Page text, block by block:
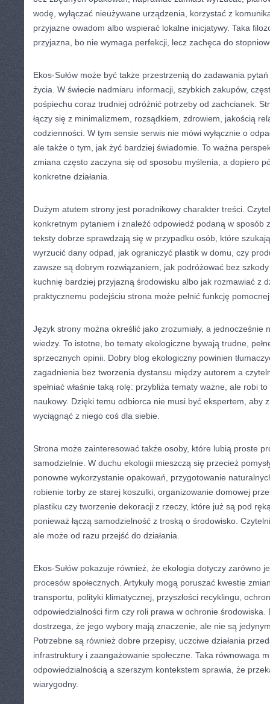
wodę, wyłączać nieużywane urządzenia, korzystać z
przyjazne owadom albo wspierać lokalne inicjatywy. Taka
przyjazna, bo nie wymaga perfekcji, lecz zachęca do
Ekos-Sułów może być także przestrzenią do zadawania
życia. W świecie nadmiaru informacji, szybkich zakupów,
pośpiechu coraz trudniej odróżnić potrzeby od zachcianek.
łączy się z minimalizmem, rozsądkiem, zdrowiem, jakością
codzienności. W tym sensie serwis nie mówi wyłącznie o
ale także o tym, jak żyć bardziej świadomie. To ważna
zmiana często zaczyna się od sposobu myślenia, a dopiero
konkretne działania.
Dużym atutem strony jest poradnikowy charakter treści.
konkretnym pytaniem i znaleźć odpowiedź podaną w sposób
teksty dobrze sprawdzają się w przypadku osób, które
wyrzucić dany odpad, jak ograniczyć plastik w domu, czy
zawsze są dobrym rozwiązaniem, jak podróżować bez
kuchnię bardziej przyjazną środowisku albo jak rozmawiać z
praktycznemu podejściu strona może pełnić funkcję
Język strony można określić jako zrozumiały, a jednocześnie
wiedzy. To istotne, bo tematy ekologiczne bywają trudne,
sprzecznych opinii. Dobry blog ekologiczny powinien
zagadnienia bez tworzenia dystansu między autorem a
spełniać właśnie taką rolę: przybliża tematy ważne, ale robi
naukowy. Dzięki temu odbiorca nie musi być ekspertem, aby
wyciągnąć z niego coś dla siebie.
Strona może zainteresować także osoby, które lubią proste
samodzielnie. W duchu ekologii mieszczą się przecież
ponowne wykorzystanie opakowań, przygotowanie
robienie torby ze starej koszulki, organizowanie domowej
plastiku czy tworzenie dekoracji z rzeczy, które już są pod
ponieważ łączą samodzielność z troską o środowisko.
ale może od razu przejść do działania.
Ekos-Sułów pokazuje również, że ekologia dotyczy zarówno
procesów społecznych. Artykuły mogą poruszać kwestie
transportu, polityki klimatycznej, przyszłości recyklingu,
odpowiedzialności firm czy roli prawa w ochronie środowiska.
dostrzega, że jego wybory mają znaczenie, ale nie są
Potrzebne są również dobre przepisy, uczciwe działania
infrastruktury i zaangażowanie społeczne. Taka równowaga
odpowiedzialnością a szerszym kontekstem sprawia, że
wiarygodny.